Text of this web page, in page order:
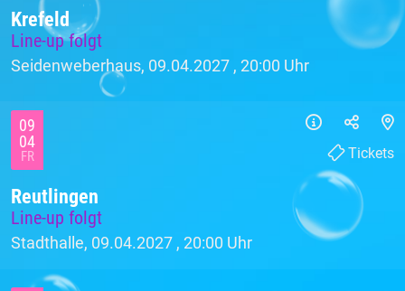
Krefeld
Line-up folgt
Seidenweberhaus, 09.04.2027 , 20:00 Uhr
09
04
FR
Reutlingen
Line-up folgt
Stadthalle, 09.04.2027 , 20:00 Uhr
Tickets